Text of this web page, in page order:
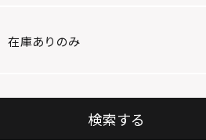
在庫ありのみ